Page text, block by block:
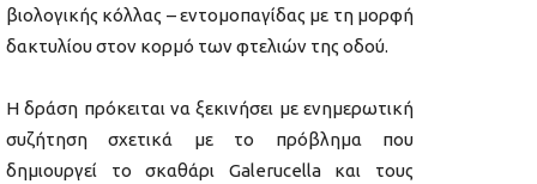
βιολογικής κόλλας – εντομοπαγίδας με τη μορφή
δακτυλίου στον κορμό των φτελιών της οδού.
Η δράση πρόκειται να ξεκινήσει με ενημερωτική
συζήτηση σχετικά με το πρόβλημα που
δημιουργεί το σκαθάρι Galerucella και τους